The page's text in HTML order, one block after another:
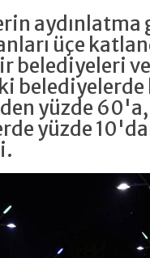
aydınlatma
üçe
belediyeleri
yüzde
yüzde